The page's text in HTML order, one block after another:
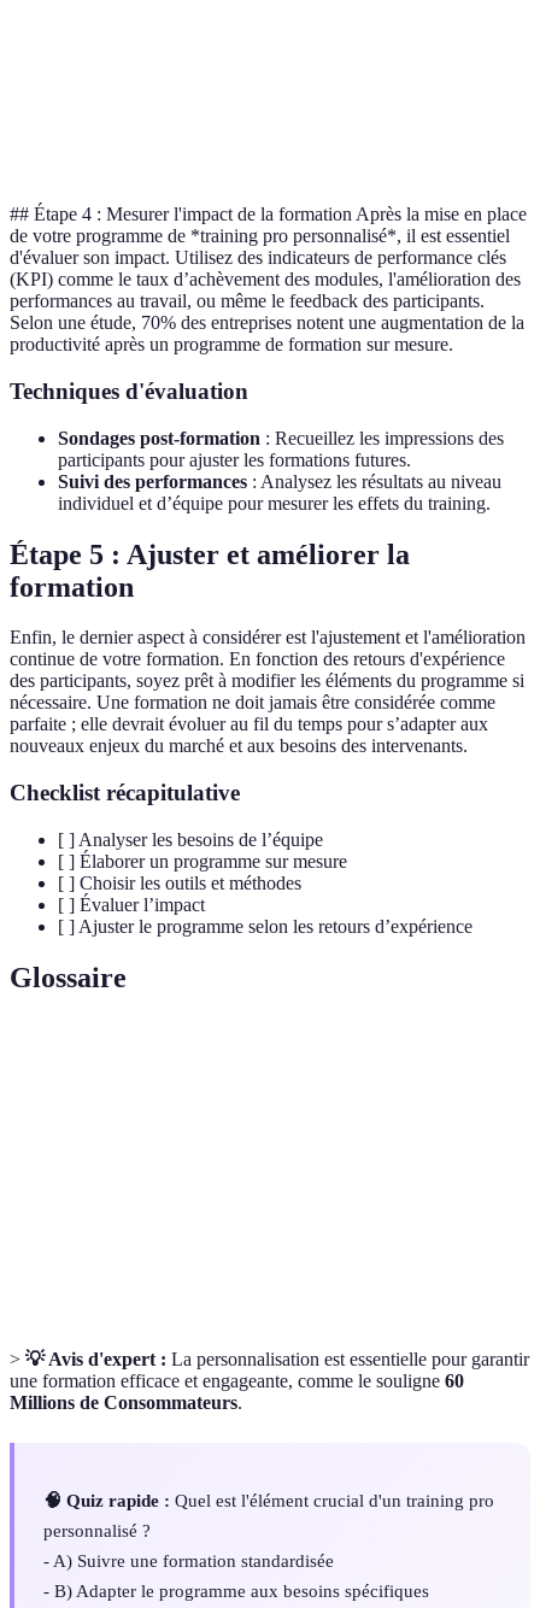
## Étape 4 : Mesurer l'impact de la formation Après la mise en place
de votre programme de *training pro personnalisé*, il est essentiel
d'évaluer son impact. Utilisez des indicateurs de performance clés
(KPI) comme le taux d’achèvement des modules, l'amélioration des
performances au travail, ou même le feedback des participants.
Selon une étude, 70% des entreprises notent une augmentation de la
productivité après un programme de formation sur mesure.
Techniques d'évaluation
Sondages post-formation : Recueillez les impressions des
participants pour ajuster les formations futures.
Suivi des performances : Analysez les résultats au niveau
individuel et d’équipe pour mesurer les effets du training.
Étape 5 : Ajuster et améliorer la
formation
Enfin, le dernier aspect à considérer est l'ajustement et l'amélioration
continue de votre formation. En fonction des retours d'expérience
des participants, soyez prêt à modifier les éléments du programme si
nécessaire. Une formation ne doit jamais être considérée comme
parfaite ; elle devrait évoluer au fil du temps pour s’adapter aux
nouveaux enjeux du marché et aux besoins des intervenants.
Checklist récapitulative
[ ] Analyser les besoins de l’équipe
[ ] Élaborer un programme sur mesure
[ ] Choisir les outils et méthodes
[ ] Évaluer l’impact
[ ] Ajuster le programme selon les retours d’expérience
Glossaire
> 💡 Avis d'expert : La personnalisation est essentielle pour garantir
une formation efficace et engageante, comme le souligne 60
Millions de Consommateurs.
🧠 Quiz rapide : Quel est l'élément crucial d'un training pro
personnalisé ?
- A) Suivre une formation standardisée
- B) Adapter le programme aux besoins spécifiques